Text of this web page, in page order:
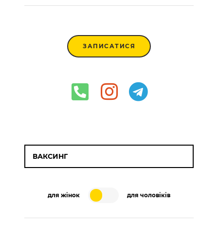
ЗАПИСАТИСЯ
ВАКСИНГ
для жінок для чоловіків